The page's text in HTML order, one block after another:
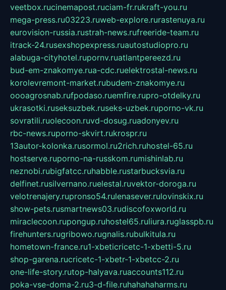
veetbox.rucinemapost.ruciam-fr.rukraft-you.ru
mega-press.ru03223.ruweb-explore.rurastenuya.ru
eurovision-russia.rustrah-news.rufreeride-team.ru
itrack-24.rusexshopexpress.ruautostudiopro.ru
alabuga-cityhotel.rupornv.ruatlantpereezd.ru
bud-em-znakomye.rua-cdc.ruelektrostal-news.ru
korolevremont-market.rubudem-znakomye.ru
oooagrosnab.rufpodaso.ruemfire.rupro-otdelky.ru
ukrasotki.ruseksuzbek.ruseks-uzbek.ruporno-vk.ru
sovratili.ruolecoon.ruvd-dosug.ruadonyev.ru
rbc-news.ruporno-skvirt.rukrospr.ru
13autor-kolonka.rusormol.ru2rich.ruhostel-65.ru
hostserve.ruporno-na-russkom.rumishinlab.ru
neznobi.rubigfatcc.ruhabble.rustarbucksvia.ru
delfinet.rusilvernano.ruelestal.ruvektor-doroga.ru
velotrenajery.rupronso54.rulenasever.rulovinskix.ru
show-pets.rusmartnews03.rudiscofoxworld.ru
miraclecoon.rupongup.ruhostel65.ruliura.ruglasspb.ru
firehunters.rugribowo.rugnalis.rubulkitula.ru
hometown-france.ru1-xbeticricetc-1-xbetti-5.ru
shop-garena.rucricetc-1-xbetr-1-xbetcc-2.ru
one-life-story.rutop-halyava.ruaccounts112.ru
poka-vse-doma-2.ru3-d-file.ruhahahaharms.ru